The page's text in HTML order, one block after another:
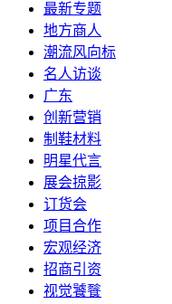
最新专题
地方商人
潮流风向标
名人访谈
广东
创新营销
制鞋材料
明星代言
展会掠影
订货会
项目合作
宏观经济
招商引资
视觉饕餮